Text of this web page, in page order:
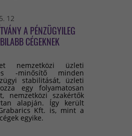
12
A PÉNZÜGYILEG
CÉGEKNEK
nemzetközi üzleti
-minősítő minden
stabilitását, üzleti
egy folyamatosan
nemzetközi szakértők
alapján. Így került
Kft. is, mint a
egyike.